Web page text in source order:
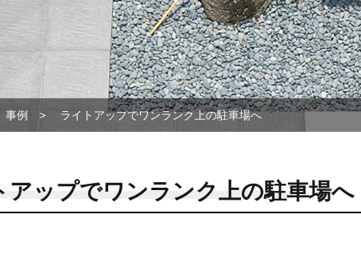
事例 ライトアップでワンランク上の駐車場へ
アップでワンランク上の駐車場へ